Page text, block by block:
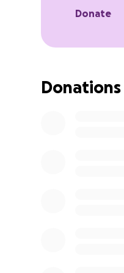
Songo.info
Kayamandi High
AVA (Action
Donate
Donations